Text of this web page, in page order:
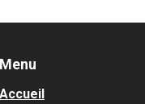
Menu
Accueil